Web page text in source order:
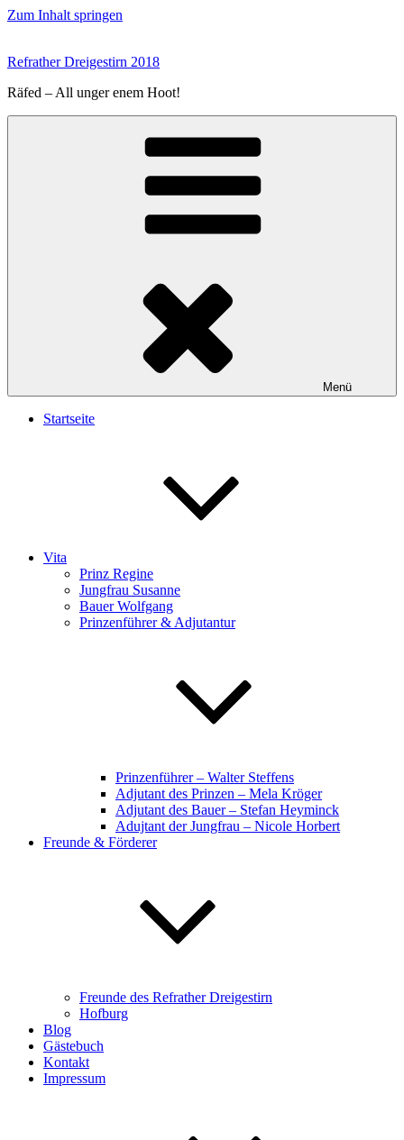
Zum Inhalt springen
Refrather Dreigestirn 2018
Räfed – All unger enem Hoot!
Menü
Startseite
Vita
Prinz Regine
Jungfrau Susanne
Bauer Wolfgang
Prinzenführer & Adjutantur
Prinzenführer – Walter Steffens
Adjutant des Prinzen – Mela Kröger
Adjutant des Bauer – Stefan Heyminck
Adujtant der Jungfrau – Nicole Horbert
Freunde & Förderer
Freunde des Refrather Dreigestirn
Hofburg
Blog
Gästebuch
Kontakt
Impressum